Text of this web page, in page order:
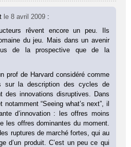
le 8 avril 2009 :
rêvent encore un peu. Ils
du jeu. Mais dans un avenir
de la prospective que de la
prof de Harvard considéré comme
sur la description des cycles de
des innovations disruptives. Dans
notamment “Seeing what’s next”, il
d’innovation : les offres moins
les offres dominantes du moment.
ruptures de marché fortes, qui au
d’un produit. C’est un peu ce qui